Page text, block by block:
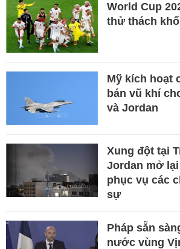
World Cup
thử thách
Mỹ kích hoạt
bán vũ khí
và Jordan
Xung đột tại
Jordan mở
phục vụ các
sự
Pháp sẵn
nước vùng